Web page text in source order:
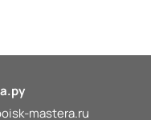
mastera.ru